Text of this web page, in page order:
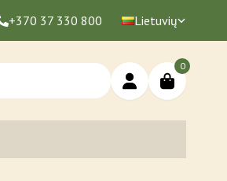
+370 37 330 800 Lietuvių
0